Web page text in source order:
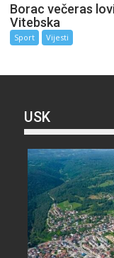
Borac večeras
Vitebska
Sport Vijesti
USK